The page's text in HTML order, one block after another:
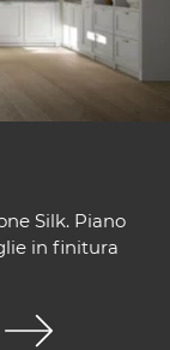
Silk. Piano
in finitura